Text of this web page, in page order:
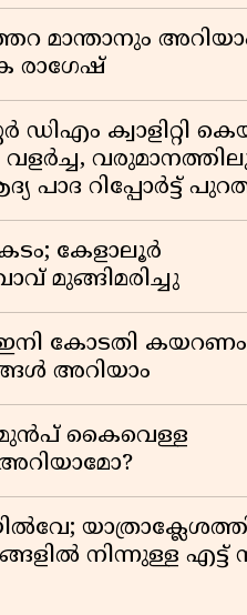
മാന്താനും
രാഗേഷ്
ക്വാളിറ്റി
പാദ റിപ്പോർട്ട്
കേളാലൂർ
മുങ്ങിമരിച്ചു
കോടതി
അറിയാം
കൈവെള്ള
നിന്നുള്ള